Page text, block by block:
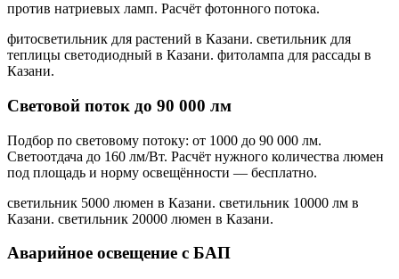
против натриевых ламп. Расчёт фотонного потока.
фитосветильник для растений в Казани. светильник для
теплицы светодиодный в Казани. фитолампа для рассады в
Казани.
Световой поток до 90 000 лм
Подбор по световому потоку: от 1000 до 90 000 лм.
Светоотдача до 160 лм/Вт. Расчёт нужного количества люмен
под площадь и норму освещённости — бесплатно.
светильник 5000 люмен в Казани. светильник 10000 лм в
Казани. светильник 20000 люмен в Казани.
Аварийное освещение с БАП